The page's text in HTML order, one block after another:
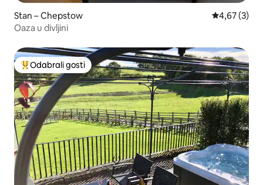
Stan – Chepstow Prosječna
4,67 (3)
Oaza u divljini
Među najviše rangiranima s oznakom „Odabrali gosti”
Odabrali gosti